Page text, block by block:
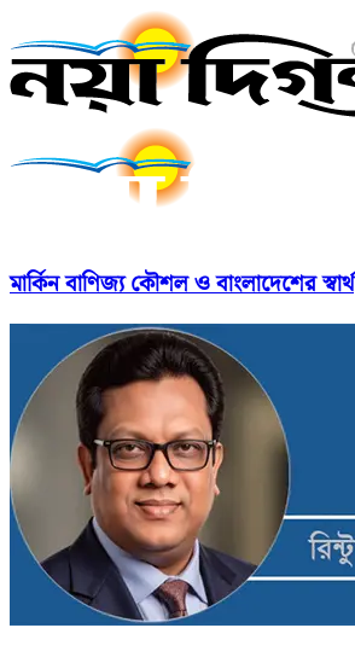
মার্কিন বাণিজ্য কৌশল ও বাংলাদেশের স্বার্থ